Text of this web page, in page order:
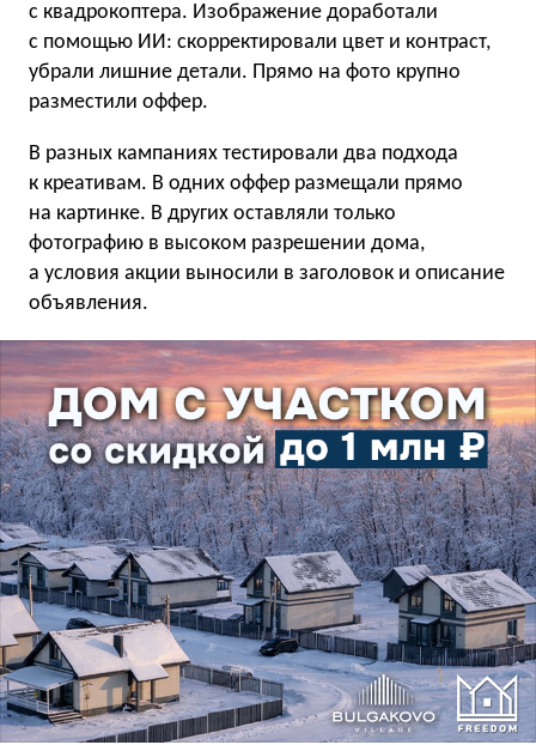
с квадрокоптера. Изображение доработали
с помощью ИИ: скорректировали цвет и контраст,
убрали лишние детали. Прямо на фото крупно
разместили оффер.
В разных кампаниях тестировали два подхода
к креативам. В одних оффер размещали прямо
на картинке. В других оставляли только
фотографию в высоком разрешении дома,
а условия акции выносили в заголовок и описание
объявления.